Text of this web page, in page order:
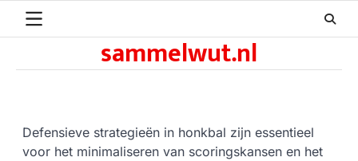
sammelwut.nl
Defensieve strategieën in honkbal zijn essentieel
voor het minimaliseren van scoringskansen en het